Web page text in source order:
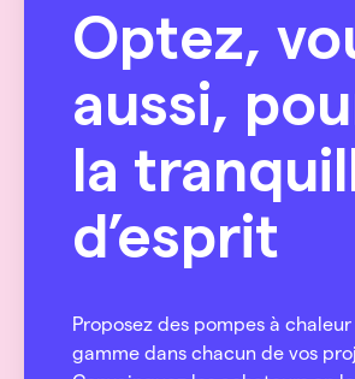
Optez,
aussi,
la
d’esprit
Proposez des pompes à
gamme dans chacun de vos